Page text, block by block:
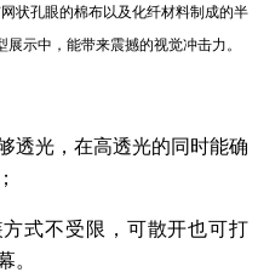
状孔眼的棉布以及化纤材料制成的半
示中，能带来震撼的视觉冲击力。
透光，在高透光的同时能确
式不受限，可散开也可打
。